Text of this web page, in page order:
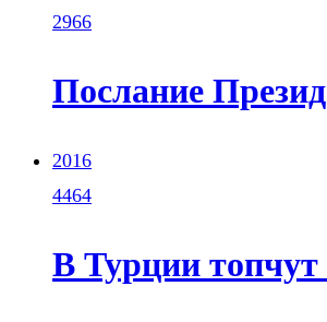
2966
Послание
2016
4464
В Турции